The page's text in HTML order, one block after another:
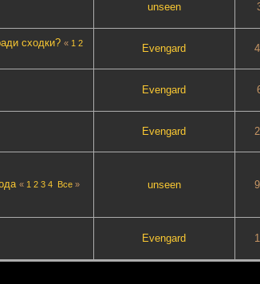
unseen
сходки? « 1 2
Evengard
Evengard
Evengard
« 1 2 3 4 Все » unseen
Evengard